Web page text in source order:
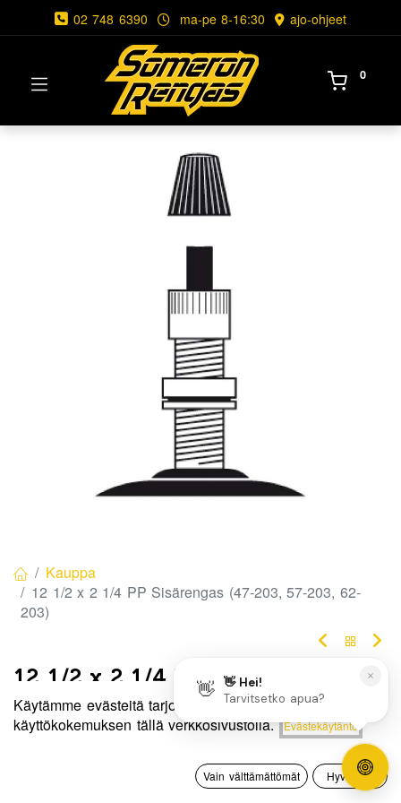
Hinta:
Lisää ostoskoriin
0
Toivelista Tili
02 748 6390 ma-pe 8-16:30 ajo-ohjeet
0
Kauppa
12 1/2 x 2 1/4 PP Sisärengas (47-203, 57-203, 62-
203)
12 1/2 x 2 1/4 PP Sisärengas (47-
203, 57-203, 62-203)
Tuotekoodi:
Käytämme evästeitä tarjotaksemme sinulle paremman
käyttökokemuksen tällä verkkosivustolla.
Evästekäytäntö
Vain välttämättömät Hyväksyn